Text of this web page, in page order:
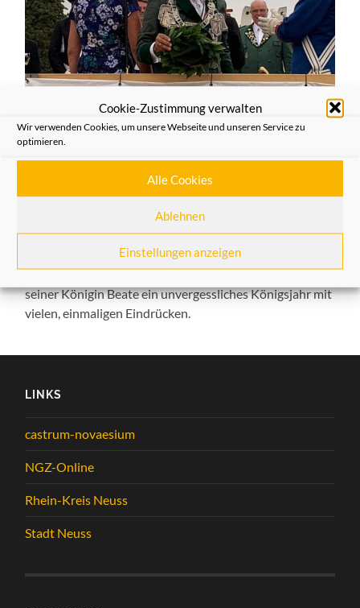
Cookie-Zustimmung verwalten
Wir verwenden Cookies, um unsere Webseite und unseren Service zu
optimieren.
Alle Cookies
Ablehnen
Einstellungen anzeigen
Neuss hat einen neuen
Schützenkönig.
Bereits mit dem 9. Schuss sicherte sich Kurt Koenemann
die hohe Würde.
Die Heimatfreunde wünschen Kurt I. Koenemann und
seiner Königin Beate ein unvergessliches Königsjahr mit
vielen, einmaligen Eindrücken.
LINKS
castrum-novaesium
NGZ-Online
Rhein-Kreis Neuss
Stadt Neuss